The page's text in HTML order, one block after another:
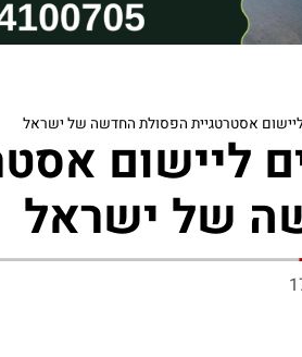
אסטרטגיית הפסולת החדשה של ישראל
ליישום
של ישראל